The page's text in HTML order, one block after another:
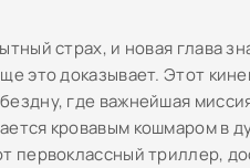
страх, и новая глава
это доказывает. Этот
где важнейшая
кровавым кошмаром в
первоклассный триллер,